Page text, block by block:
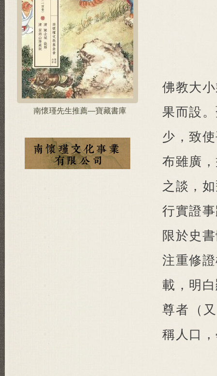
南懷瑾先生推薦—寶藏書庫
佛教大
果而設
少，致
布雖廣
之談，
行實證
限於史
注重修
載，明
尊者（
稱人口